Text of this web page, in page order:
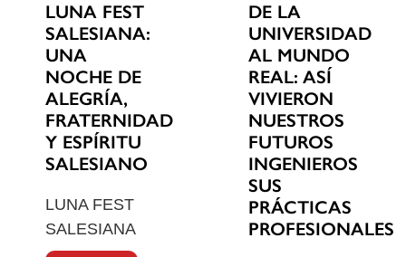
LUNA FEST
SALESIANA:
UNA
NOCHE DE
ALEGRÍA,
FRATERNIDAD
Y ESPÍRITU
SALESIANO
LUNA FEST
SALESIANA
DE LA
UNIVERSIDAD
AL MUNDO
REAL: ASÍ
VIVIERON
NUESTROS
FUTUROS
INGENIEROS
SUS
PRÁCTICAS
PROFESIONALES